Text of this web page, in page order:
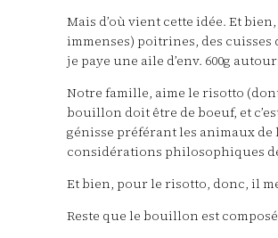
Mais d’où vient cette idée. Et
immenses) poitrines, des
je paye une aile d’env. 600g
Notre famille, aime le risotto
bouillon doit être de boeuf, et
génisse préférant les animaux de
considérations philosophiques
Et bien, pour le risotto, donc, il
Reste que le bouillon est